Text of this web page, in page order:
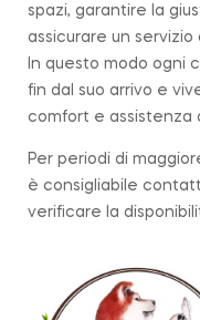
spazi, garantire la
assicurare un
In questo modo ogni
fin dal suo arrivo e
comfort e assistenza
Per periodi di
è consigliabile
verificare la